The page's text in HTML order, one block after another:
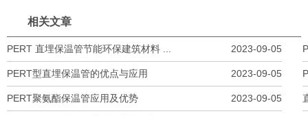
相关文章
PERT 直埋保温管节能环保建筑材料 ... 2023-09-05
PERT型直埋保温管的优点与应用 2023-09-05
PERT聚氨酯保温管应用及优势 2023-09-05